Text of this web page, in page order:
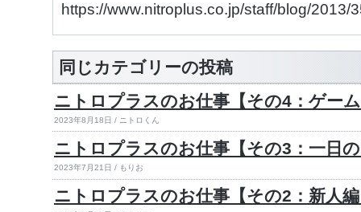
https://www.nitroplus.co.jp/staff/blog/2013/
同じカテゴリーの投稿
ニトロプラスのお仕事【その4：ゲー
2023年8月18日 / ニトロくん
ニトロプラスのお仕事【その3：一日
2023年7月21日 / もりお
ニトロプラスのお仕事【その2：新人